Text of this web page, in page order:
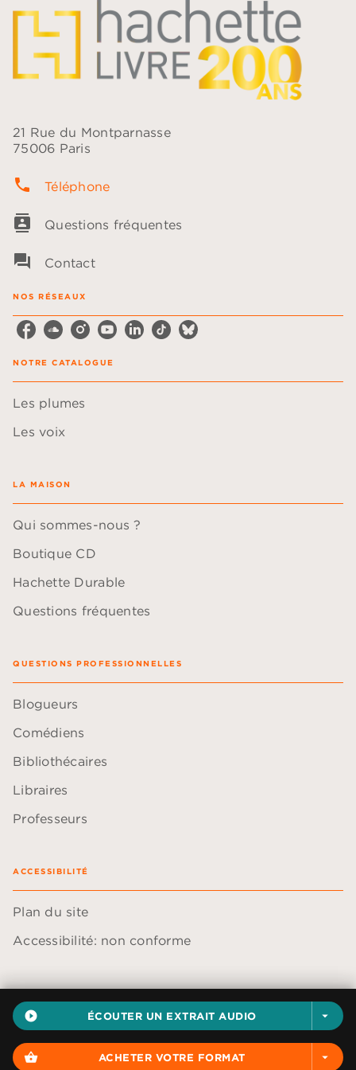
play_circle_filled ÉCOUTER UN EXTRAIT AUDIO arrow_drop_down
shopping_basket ACHETER VOTRE FORMAT arrow_drop_down
21 Rue du Montparnasse
75006 Paris
phone Téléphone
contacts Questions fréquentes
question_answer Contact
NOS RÉSEAUX
NOTRE CATALOGUE
Les plumes
Les voix
LA MAISON
Qui sommes-nous ?
Boutique CD
Hachette Durable
Questions fréquentes
QUESTIONS PROFESSIONNELLES
Blogueurs
Comédiens
Bibliothécaires
Libraires
Professeurs
ACCESSIBILITÉ
Plan du site
Accessibilité: non conforme
Données personnelles
Paramétrer vos cookies